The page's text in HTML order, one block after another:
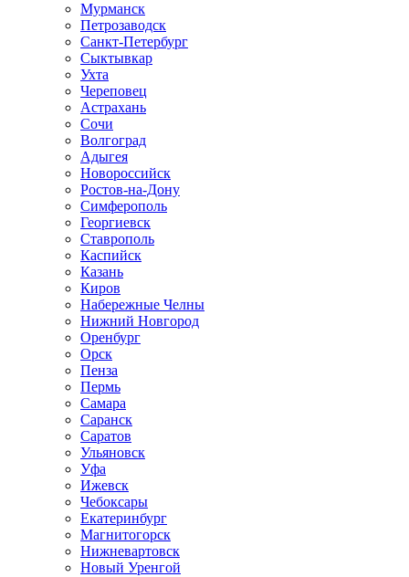
Мурманск
Петрозаводск
Санкт-Петербург
Сыктывкар
Ухта
Череповец
Астрахань
Сочи
Волгоград
Адыгея
Новороссийск
Ростов-на-Дону
Симферополь
Георгиевск
Ставрополь
Каспийск
Казань
Киров
Набережные Челны
Нижний Новгород
Оренбург
Орск
Пенза
Пермь
Самара
Саранск
Саратов
Ульяновск
Уфа
Ижевск
Чебоксары
Екатеринбург
Магнитогорск
Нижневартовск
Новый Уренгой